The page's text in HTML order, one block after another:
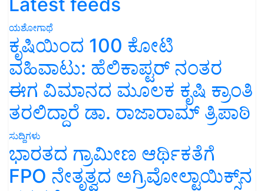
ಯಶೋಗಾಥೆ
ಕೃಷಿಯಿಂದ 100 ಕೋಟಿ
ವಹಿವಾಟು: ಹೆಲಿಕಾಪ್ಟರ್ ನಂತರ
ಈಗ ವಿಮಾನದ ಮೂಲಕ ಕೃಷಿ ಕ್ರಾಂತಿ
ತರಲಿದ್ದಾರೆ ಡಾ. ರಾಜಾರಾಮ್ ತ್ರಿಪಾಠಿ
ಸುದ್ದಿಗಳು
ಭಾರತದ ಗ್ರಾಮೀಣ ಆರ್ಥಿಕತೆಗೆ
FPO ನೇತೃತ್ವದ ಅಗ್ರಿವೋಲ್ಟಾಯಿಕ್ಸ್‌ನ